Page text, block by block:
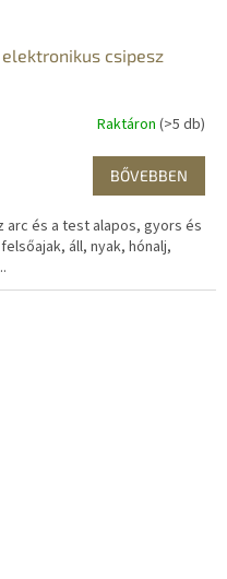
csipesz
Raktáron (>5 db)
BŐVEBBEN
és a test alapos, gyors és
áll, nyak, hónalj,